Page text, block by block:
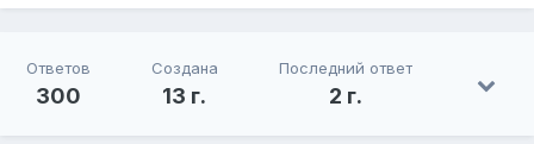
Ответов
300
Создана
13 г.
Последний ответ
2 г.